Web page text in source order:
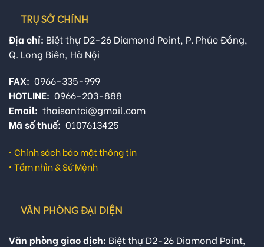
TRỤ SỞ CHÍNH
Địa chỉ: Biệt thự D2-26 Diamond Point, P. Phúc Đồng,
Q. Long Biên, Hà Nội
FAX: 0966-335-999
HOTLINE: 0966-203-888
Email: thaisontci@gmail.com
Mã số thuế: 0107613425
• Chính sách bảo mật thông tin
• Tầm nhìn & Sứ Mệnh
VĂN PHÒNG ĐẠI DIỆN
Văn phòng giao dịch: Biệt thự D2-26 Diamond Point,